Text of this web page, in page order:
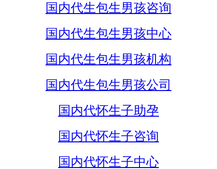
国内代生包生男孩咨询
国内代生包生男孩中心
国内代生包生男孩机构
国内代生包生男孩公司
国内代怀生子助孕
国内代怀生子咨询
国内代怀生子中心